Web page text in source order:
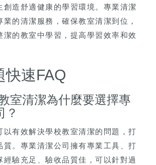
創造舒適健康的學習環境。專業清潔
的清潔服務，確保教室清潔到位，
潔的教室中學習，提高學習效率和效
快速FAQ
室清潔為什麼要選擇專
？
以有效解決學校教室清潔的問題，打
質。專業清潔公司擁有專業工具、打
經驗充足、驗收品質佳，可以針對過